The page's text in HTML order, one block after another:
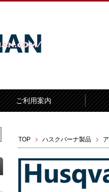
ご利用案内
TOP ハスクバーナ製品